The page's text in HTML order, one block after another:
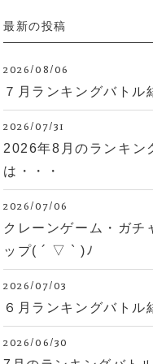
最新の投稿
2026/08/06
７月ランキングバトル
2026/07/31
2026年8月のランキン
は・・・
2026/07/06
クレーンゲーム・ガチ
ップ( ´ ▽ ` )ﾉ
2026/07/03
６月ランキングバトル
2026/06/30